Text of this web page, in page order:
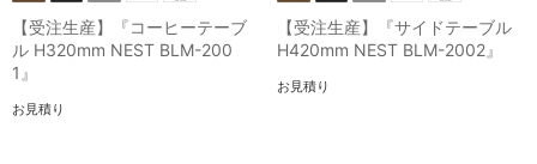
【受注生産】『コーヒーテーブ
ル H320mm NEST BLM-200
1』
お見積り
【受注生産】『サイドテーブル
H420mm NEST BLM-2002』
お見積り